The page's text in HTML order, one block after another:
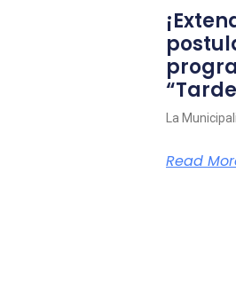
La
Read